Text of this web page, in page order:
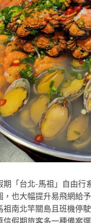
期「台北-馬祖」自由
，也大幅提升易飛網給
祖南北竿關島且班機停
信假期旅客多一種備案